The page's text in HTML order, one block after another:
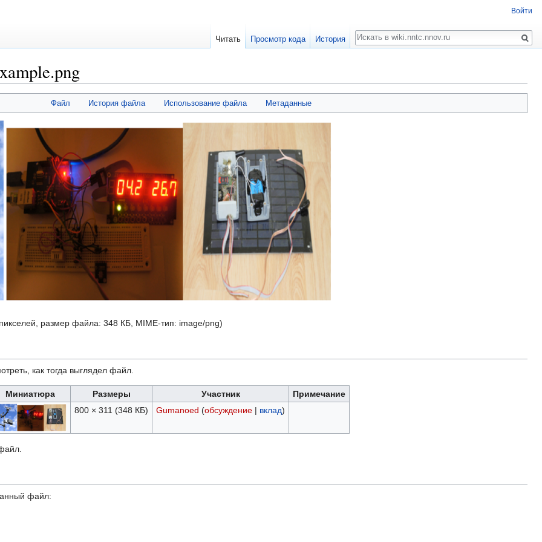
Файл История файла Использование файла Метаданные
размер файла: 348 КБ, MIME-тип: image/png)
как тогда выглядел файл.
Миниатюра Размеры Участник
Примечание
800 × 311 (348 КБ) Gumanoed (обсуждение| вклад)
файл:
Войти
Читать Просмотр кода История
Поиск